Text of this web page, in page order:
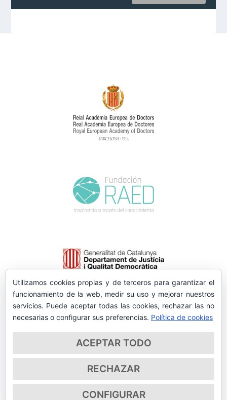
Utilizamos cookies propias y de terceros para garantizar el
funcionamiento de la web, medir su uso y mejorar nuestros
servicios. Puede aceptar todas las cookies, rechazar las no
necesarias o configurar sus preferencias. Política de cookies
ACEPTAR TODO
RECHAZAR
CONFIGURAR